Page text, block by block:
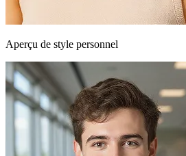
Aperçu de style personnel